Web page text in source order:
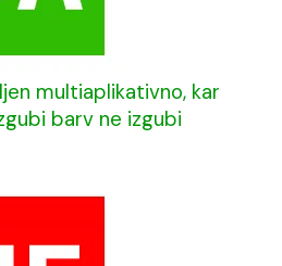
multiaplikativno, kar
barv ne izgubi